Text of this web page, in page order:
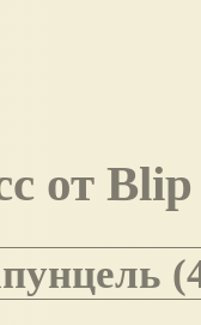
от Blip